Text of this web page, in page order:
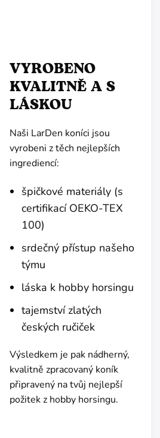
VYROBENO
KVALITNĚ A S
LÁSKOU
Naši LarDen koníci jsou
vyrobeni z těch nejlepších
ingrediencí:
špičkové materiály (s
certifikací OEKO-TEX
100)
srdečný přístup našeho
týmu
láska k hobby horsingu
tajemství zlatých
českých ručiček
Výsledkem je pak nádherný,
kvalitně zpracovaný koník
připravený na tvůj nejlepší
požitek z hobby horsingu.